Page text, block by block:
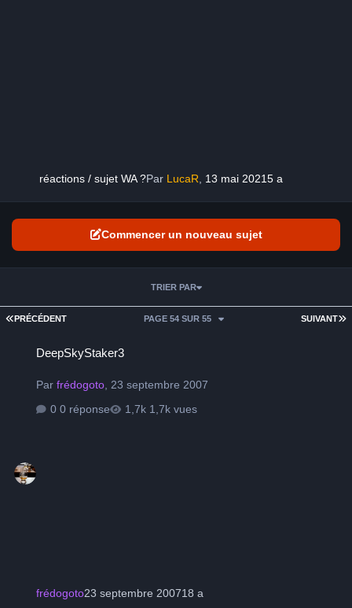
réactions / sujet WA ?Par LucaR 13 mai 20215 a
Commencer un nouveau sujet
PREMIÈRE PAGE
PRÉCÉDENT SUIVANT
PAGE 54 SUR 55
TRIER PAR
DeepSkyStaker3
Parfrédogoto 23 septembre 2007
0 réponse
1,7k vues
frédogoto23 septembre 200718 a